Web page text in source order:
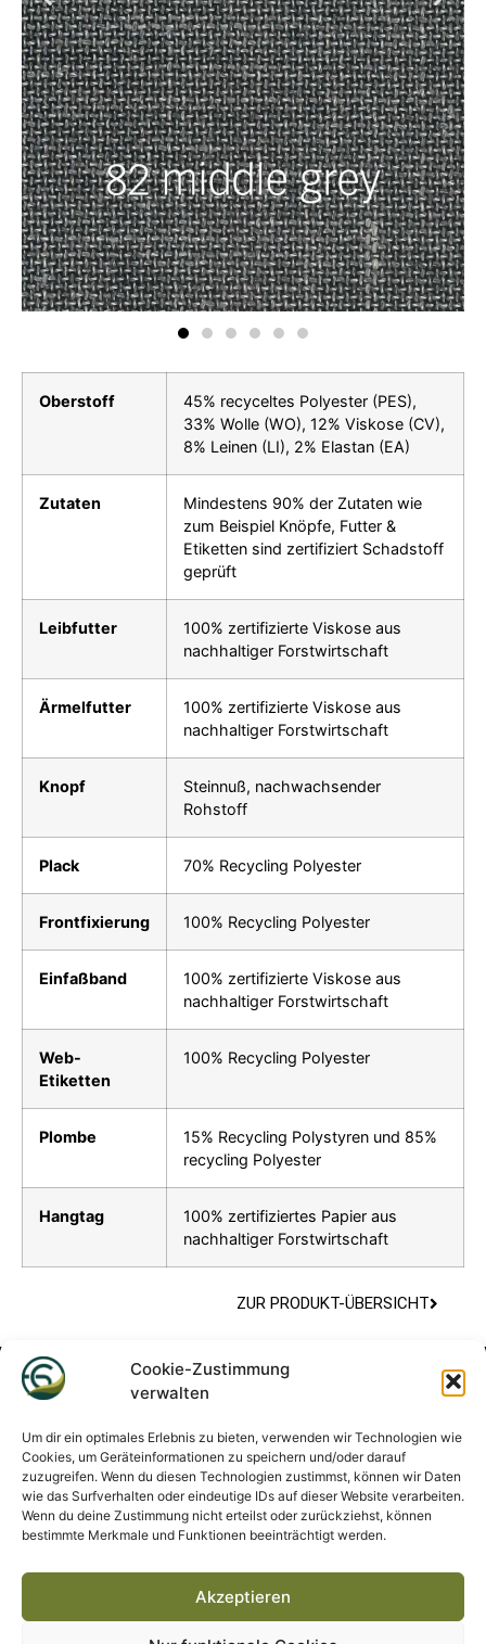
Cookie-Zustimmung
verwalten
Um dir ein optimales Erlebnis zu bieten, verwenden wir Technologien wie
Cookies, um Geräteinformationen zu speichern und/oder darauf
zuzugreifen. Wenn du diesen Technologien zustimmst, können wir Daten
wie das Surfverhalten oder eindeutige IDs auf dieser Website verarbeiten.
Wenn du deine Zustimmung nicht erteilst oder zurückziehst, können
bestimmte Merkmale und Funktionen beeinträchtigt werden.
Akzeptieren
Oberstoff
45% recyceltes Polyester (PES),
33% Wolle (WO), 12% Viskose (CV),
8% Leinen (LI), 2% Elastan (EA)
Zutaten
Mindestens 90% der Zutaten wie
zum Beispiel Knöpfe, Futter &
Etiketten sind zertifiziert Schadstoff
geprüft
Leibfutter
100% zertifizierte Viskose aus
nachhaltiger Forstwirtschaft
Ärmelfutter
100% zertifizierte Viskose aus
nachhaltiger Forstwirtschaft
Knopf
Steinnuß, nachwachsender
Rohstoff
Plack 70% Recycling Polyester
Frontfixierung 100% Recycling Polyester
Einfaßband
100% zertifizierte Viskose aus
nachhaltiger Forstwirtschaft
Web-
Etiketten
100% Recycling Polyester
Plombe
15% Recycling Polystyren und 85%
recycling Polyester
Hangtag
100% zertifiziertes Papier aus
nachhaltiger Forstwirtschaft
ZUR PRODUKT-ÜBERSICHT
Impressum
Datenschutz­erklärung
Barrierefreiheit
Cookie-Richtlinie (EU)